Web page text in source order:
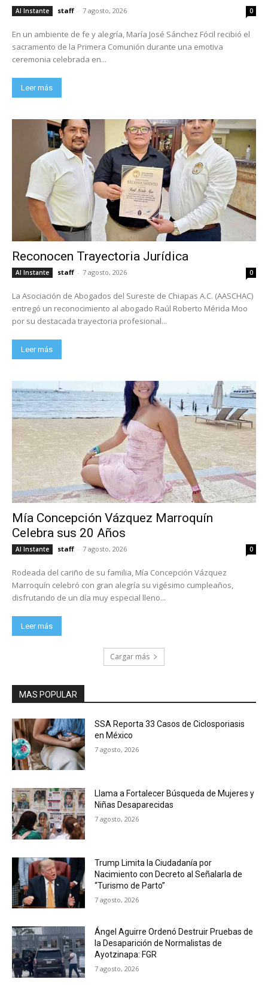
Al Instante staff - 7 agosto, 2026 0
En un ambiente de fe y alegría, María José Sánchez Fócil recibió el
sacramento de la Primera Comunión durante una emotiva
ceremonia celebrada en...
Leer más
Reconocen Trayectoria Jurídica
Al Instante staff - 7 agosto, 2026 0
La Asociación de Abogados del Sureste de Chiapas A.C. (AASCHAC)
entregó un reconocimiento al abogado Raúl Roberto Mérida Moo
por su destacada trayectoria profesional...
Leer más
Mía Concepción Vázquez Marroquín
Celebra sus 20 Años
Al Instante staff - 7 agosto, 2026 0
Rodeada del cariño de su familia, Mía Concepción Vázquez
Marroquín celebró con gran alegría su vigésimo cumpleaños,
disfrutando de un día muy especial lleno...
Leer más
Cargar más
MAS POPULAR
SSA Reporta 33 Casos de Ciclosporiasis
en México
7 agosto, 2026
Llama a Fortalecer Búsqueda de Mujeres y
Niñas Desaparecidas
7 agosto, 2026
Trump Limita la Ciudadanía por
Nacimiento con Decreto al Señalarla de
“Turismo de Parto”
7 agosto, 2026
Ángel Aguirre Ordenó Destruir Pruebas de
la Desaparición de Normalistas de
Ayotzinapa: FGR
7 agosto, 2026